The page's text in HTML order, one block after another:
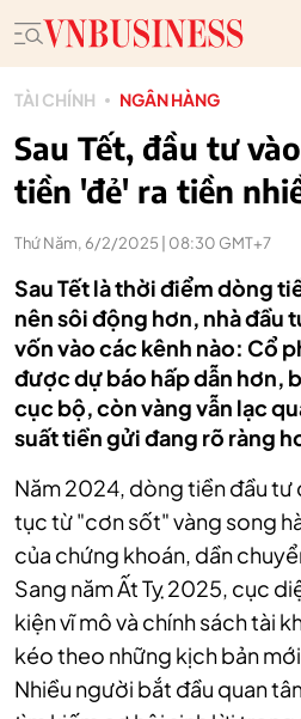
TÀI CHÍNH NGÂN HÀNG
Sau Tết, đầu tư
tiền 'đẻ' ra tiền
Thứ Năm, 6/2/2025 | 08:30 GMT+7
Sau Tết là thời điểm dòng
nên sôi động hơn, nhà đầu
vốn vào các kênh nào: Cổ
được dự báo hấp dẫn hơn,
cục bộ, còn vàng vẫn lạc
suất tiền gửi đang rõ ràng
Năm 2024, dòng tiền đầu tư
tục từ "cơn sốt" vàng song
của chứng khoán, dần
Sang năm Ất Tỵ 2025, cục
kiện vĩ mô và chính sách tài
kéo theo những kịch bản
Nhiều người bắt đầu quan